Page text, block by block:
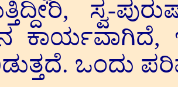
ಸ್ವ-
ಕಾರ್ಯವಾಗಿದೆ,
ಒಂದು